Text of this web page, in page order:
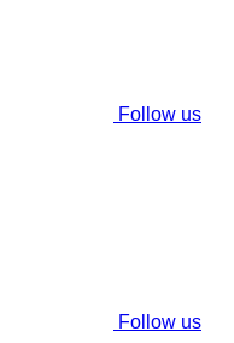
Follow us
Follow us